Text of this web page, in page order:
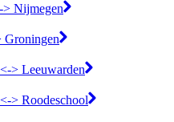
> Nijmegen
Groningen
> Leeuwarden
> Roodeschool